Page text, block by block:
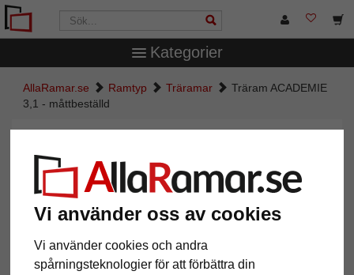
Vi använder oss av cookies
Vi använder cookies och andra
spårningsteknologier för att förbättra din
Kategorier
AllaRamar.se Ramtyp Träramar
Träram ACADEMIE
3,1 - måttbeställd
måttbeställd